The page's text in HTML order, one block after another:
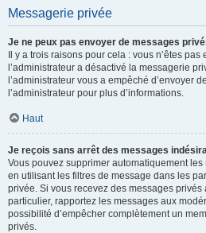
Messagerie privée
Je ne peux pas envoyer de messages
Il y a trois raisons pour cela : vous n’êtes
l’administrateur a désactivé la messagerie
l’administrateur vous a empêché d’envoyer
l’administrateur pour plus d’informations.
Haut
Je reçois sans arrêt des messages
Vous pouvez supprimer automatiquement les
en utilisant les filtres de message dans les
privée. Si vous recevez des messages privés
particulier, rapportez les messages aux
possibilité d’empêcher complètement un
privés.